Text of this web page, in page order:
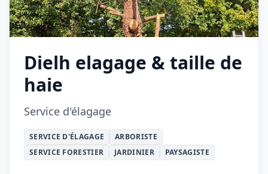
Dielh elagage & taille de
haie
Service d'élagage
SERVICE D'ÉLAGAGE
ARBORISTE
SERVICE FORESTIER
JARDINIER PAYSAGISTE